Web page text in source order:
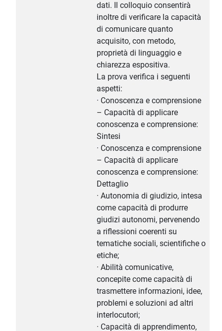
dati. Il colloquio consentirà
inoltre di verificare la capacità
di comunicare quanto
acquisito, con metodo,
proprietà di linguaggio e
chiarezza espositiva.
La prova verifica i seguenti
aspetti:
· Conoscenza e comprensione
– Capacità di applicare
conoscenza e comprensione:
Sintesi
· Conoscenza e comprensione
– Capacità di applicare
conoscenza e comprensione:
Dettaglio
· Autonomia di giudizio, intesa
come capacità di produrre
giudizi autonomi, pervenendo
a riflessioni coerenti su
tematiche sociali, scientifiche o
etiche;
· Abilità comunicative,
concepite come capacità di
trasmettere informazioni, idee,
problemi e soluzioni ad altri
interlocutori;
· Capacità di apprendimento,